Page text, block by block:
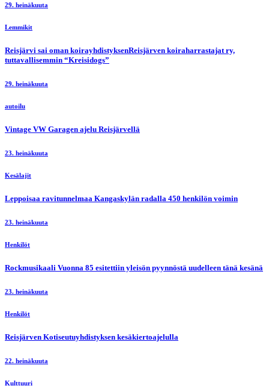
29. heinäkuuta
Lemmikit
Reisjärvi sai oman koirayhdistyksenReisjärven koiraharrastajat ry,
tuttavallisemmin “Kreisidogs”
29. heinäkuuta
autoilu
Vintage VW Garagen ajelu Reisjärvellä
23. heinäkuuta
Kesälajit
Leppoisaa ravitunnelmaa Kangaskylän radalla 450 henkilön voimin
23. heinäkuuta
Henkilöt
Rockmusikaali Vuonna 85 esitettiin yleisön pyynnöstä uudelleen tänä kesänä
23. heinäkuuta
Henkilöt
Reisjärven Kotiseutuyhdistyksen kesäkiertoajelulla
22. heinäkuuta
Kulttuuri